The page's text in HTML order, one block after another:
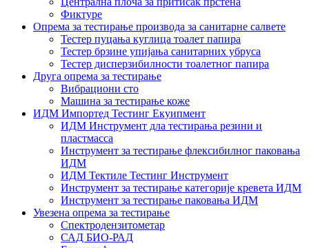
Фиктуре
Опрема за тестирање производа за санитарне салвете
Тестер пуцања куглица тоалет папира
Тестер брзине упијања санитарних убруса
Тестер дисперзибилности тоалетног папира
Друга опрема за тестирање
Вибрациони сто
Машина за тестирање коже
ИДМ Импортед Тестинг Екуипмент
ИДМ Инструмент дла тестирања резини и
пластмасса
Инструмент за тестирање флексибилног паковања
ИДМ
ИДМ Тектиле Тестинг Инструмент
Инструмент за тестирање категорије кревета ИДМ
Инструмент за тестирање паковања ИДМ
Увезена опрема за тестирање
Спектродензитометар
САД БИО-РАД